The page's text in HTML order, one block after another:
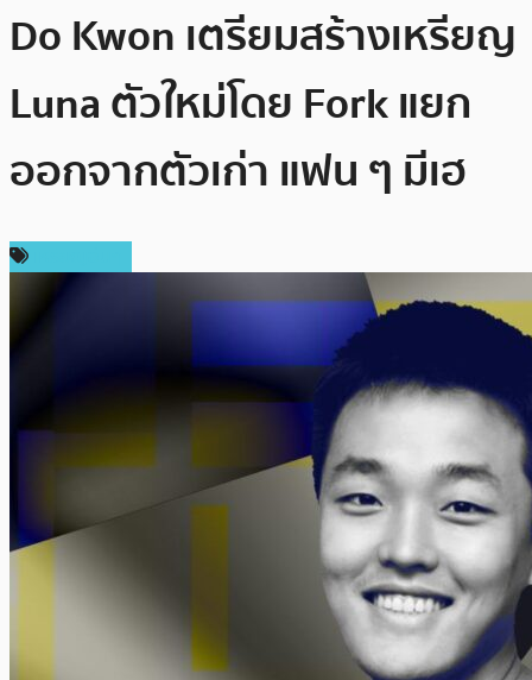
Do Kwon เตรียมสร้างเหรียญ
Luna ตัวใหม่โดย Fork แยก
ออกจากตัวเก่า แฟน ๆ มีเฮ